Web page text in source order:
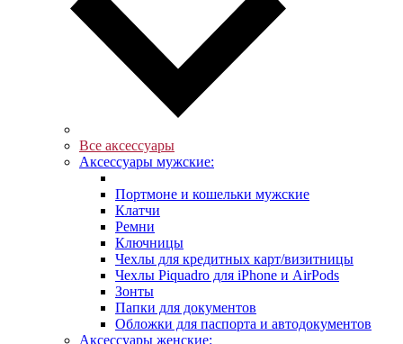
Все аксессуары
Аксессуары мужские:
Портмоне и кошельки мужские
Клатчи
Ремни
Ключницы
Чехлы для кредитных карт/визитницы
Чехлы Piquadro для iPhone и AirPods
Зонты
Папки для документов
Обложки для паспорта и автодокументов
Аксессуары женские: